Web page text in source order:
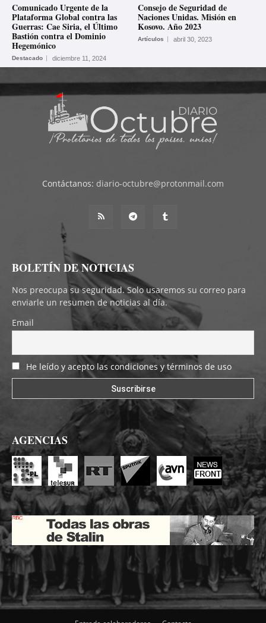
Comunicado Urgente de la
Plataforma Global contra las
Guerras: Cae Siria, el Último
Bastión contra el Dominio
Hegemónico
Destacado diciembre 11, 2024
Consejo de Seguridad de
Naciones Unidas. Misión en
Kosovo. Año 2023
Artículos abril 30, 2023
Contáctanos: diario-octubre@protonmail.com
BOLETÍN DE NOTICIAS
Nos preocupa su seguridad. Solo usaremos su correo para
enviarle un resumen de noticias al día.
Email
He leído y acepto las condiciones y términos de uso
AGENCIAS